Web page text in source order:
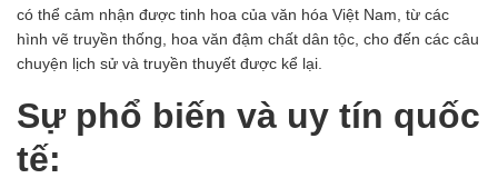
có thể cảm nhận được tinh hoa của văn hóa Việt Nam, từ các
hình vẽ truyền thống, hoa văn đậm chất dân tộc, cho đến các câu
chuyện lịch sử và truyền thuyết được kể lại.
Sự phổ biến và uy tín quốc
tế: